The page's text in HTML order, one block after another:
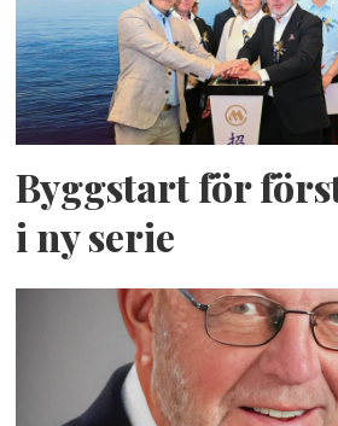
Byggstart för
i ny serie